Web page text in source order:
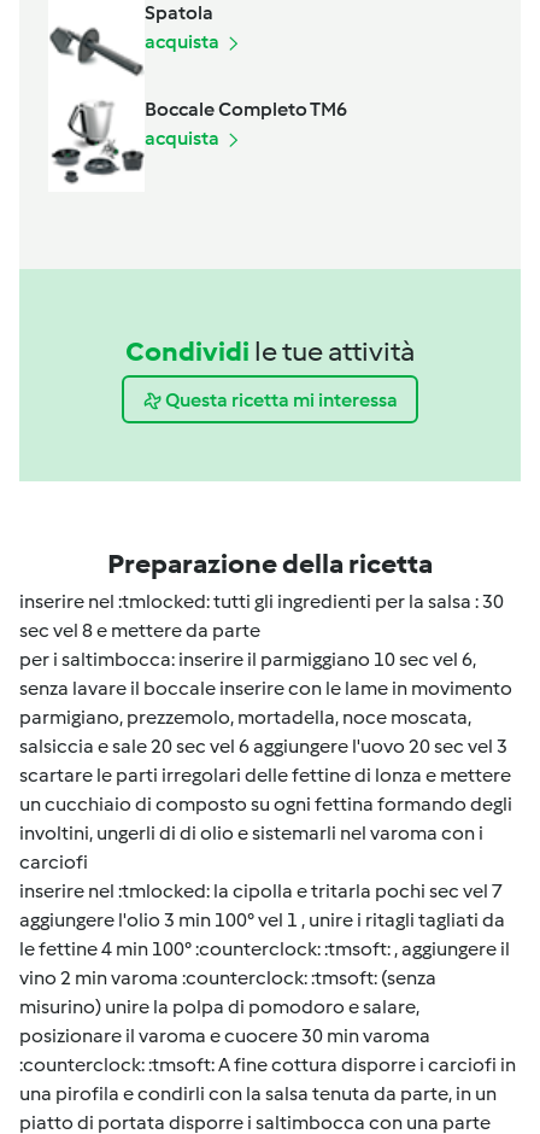
Spatola
acquista
Boccale Completo TM6
acquista
Condividi le tue attività
Questa ricetta mi interessa
Preparazione della ricetta
inserire nel :tmlocked: tutti gli ingredienti per la salsa : 30
sec vel 8 e mettere da parte
per i saltimbocca: inserire il parmiggiano 10 sec vel 6,
senza lavare il boccale inserire con le lame in movimento
parmigiano, prezzemolo, mortadella, noce moscata,
salsiccia e sale 20 sec vel 6 aggiungere l'uovo 20 sec vel 3
scartare le parti irregolari delle fettine di lonza e mettere
un cucchiaio di composto su ogni fettina formando degli
involtini, ungerli di di olio e sistemarli nel varoma con i
carciofi
inserire nel :tmlocked: la cipolla e tritarla pochi sec vel 7
aggiungere l'olio 3 min 100° vel 1 , unire i ritagli tagliati da
le fettine 4 min 100° :counterclock: :tmsoft: , aggiungere il
vino 2 min varoma :counterclock: :tmsoft: (senza
misurino) unire la polpa di pomodoro e salare,
posizionare il varoma e cuocere 30 min varoma
:counterclock: :tmsoft: A fine cottura disporre i carciofi in
una pirofila e condirli con la salsa tenuta da parte, in un
piatto di portata disporre i saltimbocca con una parte